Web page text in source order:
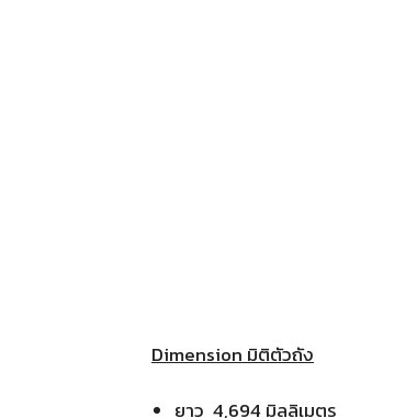
Dimension มิติตัวถัง
ยาว 4,694 มิลลิเมตร